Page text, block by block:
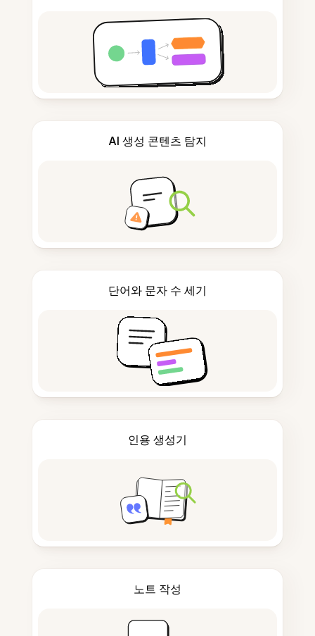
AI 생성 콘텐츠 탐지
단어와 문자 수 세기
인용 생성기
노트 작성